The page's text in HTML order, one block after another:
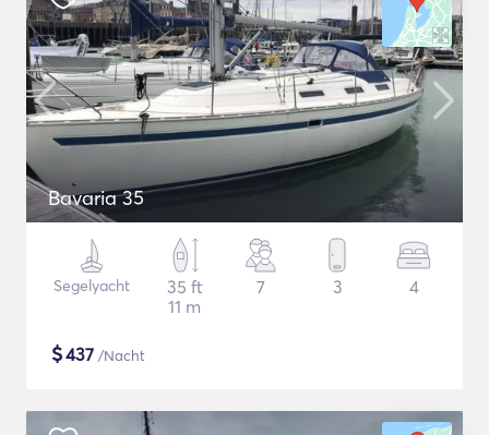
Bavaria 35
Segelyacht
35 ft
11 m
7 3 4
$437 /Nacht